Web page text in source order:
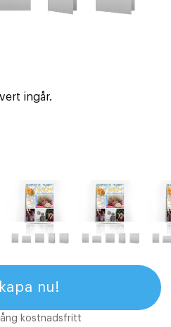
ingår.
nu!
kostnadsfritt